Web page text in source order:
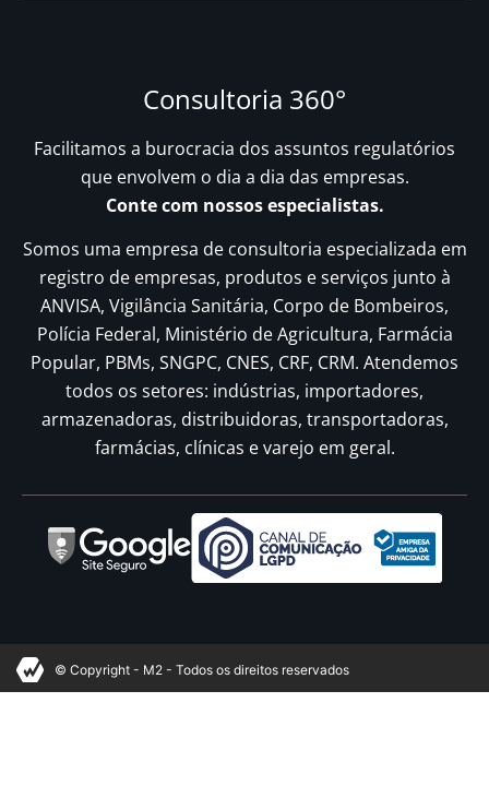
Consultoria 360°
Facilitamos a burocracia dos assuntos regulatórios
que envolvem o dia a dia das empresas.
Conte com nossos especialistas.
Somos uma empresa de consultoria especializada em
registro de empresas, produtos e serviços junto à
ANVISA, Vigilância Sanitária, Corpo de Bombeiros,
Polícia Federal, Ministério de Agricultura, Farmácia
Popular, PBMs, SNGPC, CNES, CRF, CRM. Atendemos
todos os setores: indústrias, importadores,
armazenadoras, distribuidoras, transportadoras,
farmácias, clínicas e varejo em geral.
© Copyright - M2 - Todos os direitos reservados